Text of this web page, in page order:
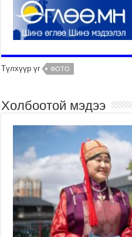
Түлхүүр үг ФОТО
Холбоотой мэдээ